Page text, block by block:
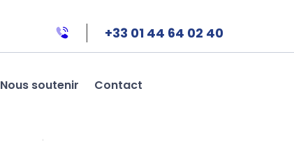
+33 01 44 64 02 40
Nous soutenir Contact